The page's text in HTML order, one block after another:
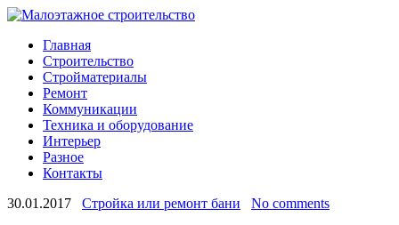
Главная
Строительство
Стройматериалы
Ремонт
Коммуникации
Техника и оборудование
Интерьер
Разное
Контакты
30.01.2017
Стройка или ремонт бани No comments